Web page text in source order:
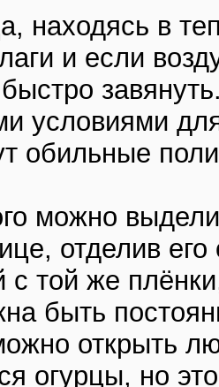
находясь в
и если
условиями
обильные
можно
отделив
с той же
быть
открыть
огурцы, но